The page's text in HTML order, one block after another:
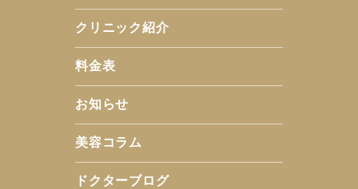
クリニック紹介
料金表
お知らせ
美容コラム
ドクターブログ